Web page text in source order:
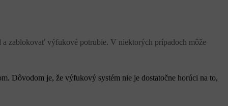
zablokovať výfukové potrubie. V niektorých prípadoch môže
Dôvodom je, že výfukový systém nie je dostatočne horúci na to,